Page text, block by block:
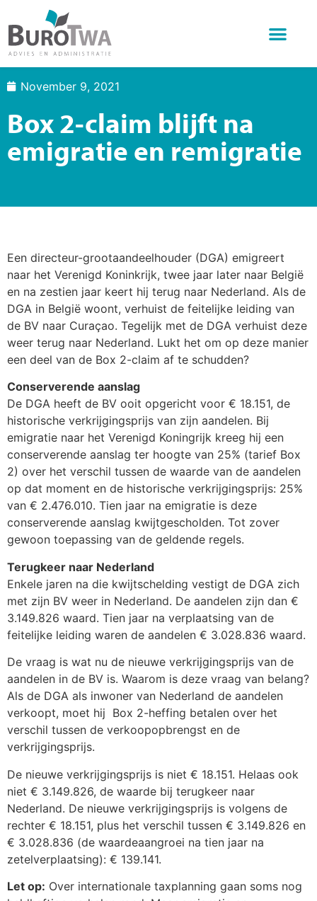
November 9, 2021
Box 2-claim blijft na
emigratie en remigratie
Een directeur-grootaandeelhouder (DGA) emigreert
naar het Verenigd Koninkrijk, twee jaar later naar België
en na zestien jaar keert hij terug naar Nederland. Als de
DGA in België woont, verhuist de feitelijke leiding van
de BV naar Curaçao. Tegelijk met de DGA verhuist deze
weer terug naar Nederland. Lukt het om op deze manier
een deel van de Box 2-claim af te schudden?
Conserverende aanslag
De DGA heeft de BV ooit opgericht voor € 18.151, de
historische verkrijgingsprijs van zijn aandelen. Bij
emigratie naar het Verenigd Koningrijk kreeg hij een
conserverende aanslag ter hoogte van 25% (tarief Box
2) over het verschil tussen de waarde van de aandelen
op dat moment en de historische verkrijgingsprijs: 25%
van € 2.476.010. Tien jaar na emigratie is deze
conserverende aanslag kwijtgescholden. Tot zover
gewoon toepassing van de geldende regels.
Terugkeer naar Nederland
Enkele jaren na die kwijtschelding vestigt de DGA zich
met zijn BV weer in Nederland. De aandelen zijn dan €
3.149.826 waard. Tien jaar na verplaatsing van de
feitelijke leiding waren de aandelen € 3.028.836 waard.
De vraag is wat nu de nieuwe verkrijgingsprijs van de
aandelen in de BV is. Waarom is deze vraag van belang?
Als de DGA als inwoner van Nederland de aandelen
verkoopt, moet hij Box 2-heffing betalen over het
verschil tussen de verkoopopbrengst en de
verkrijgingsprijs.
De nieuwe verkrijgingsprijs is niet € 18.151. Helaas ook
niet € 3.149.826, de waarde bij terugkeer naar
Nederland. De nieuwe verkrijgingsprijs is volgens de
rechter € 18.151, plus het verschil tussen € 3.149.826 en
€ 3.028.836 (de waardeaangroei na tien jaar na
zetelverplaatsing): € 139.141.
Let op: Over internationale taxplanning gaan soms nog